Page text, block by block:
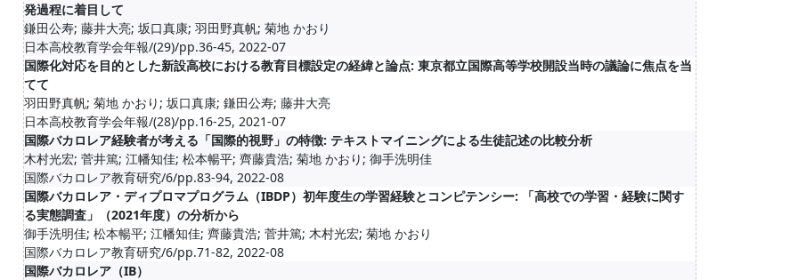
発過程に着目して
鎌田公寿; 藤井大亮; 坂口真康; 羽田野真帆; 菊地 かおり
日本高校教育学会年報/(29)/pp.36-45, 2022-07
国際化対応を目的とした新設高校における教育目標設定の経緯と論点: 東京都立国際高等学校開設当時の議論に焦点を当
てて
羽田野真帆; 菊地 かおり; 坂口真康; 鎌田公寿; 藤井大亮
日本高校教育学会年報/(28)/pp.16-25, 2021-07
国際バカロレア経験者が考える「国際的視野」の特徴: テキストマイニングによる生徒記述の比較分析
木村光宏; 菅井篤; 江幡知佳; 松本暢平; 齊藤貴浩; 菊地 かおり; 御手洗明佳
国際バカロレア教育研究/6/pp.83-94, 2022-08
国際バカロレア・ディプロマプログラム（IBDP）初年度生の学習経験とコンピテンシー: 「高校での学習・経験に関す
る実態調査」（2021年度）の分析から
御手洗明佳; 松本暢平; 江幡知佳; 齊藤貴浩; 菅井篤; 木村光宏; 菊地 かおり
国際バカロレア教育研究/6/pp.71-82, 2022-08
国際バカロレア（IB）